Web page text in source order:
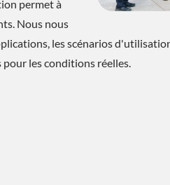
permet à
Nous nous
les scénarios
les conditions réelles.